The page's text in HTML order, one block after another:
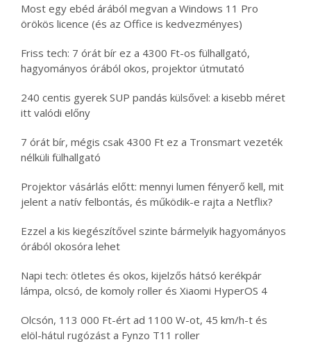
Most egy ebéd árából megvan a Windows 11 Pro
örökös licence (és az Office is kedvezményes)
Friss tech: 7 órát bír ez a 4300 Ft-os fülhallgató,
hagyományos órából okos, projektor útmutató
240 centis gyerek SUP pandás külsővel: a kisebb méret
itt valódi előny
7 órát bír, mégis csak 4300 Ft ez a Tronsmart vezeték
nélküli fülhallgató
Projektor vásárlás előtt: mennyi lumen fényerő kell, mit
jelent a natív felbontás, és működik-e rajta a Netflix?
Ezzel a kis kiegészítővel szinte bármelyik hagyományos
órából okosóra lehet
Napi tech: ötletes és okos, kijelzős hátsó kerékpár
lámpa, olcsó, de komoly roller és Xiaomi HyperOS 4
Olcsón, 113 000 Ft-ért ad 1100 W-ot, 45 km/h-t és
elöl-hátul rugózást a Fynzo T11 roller